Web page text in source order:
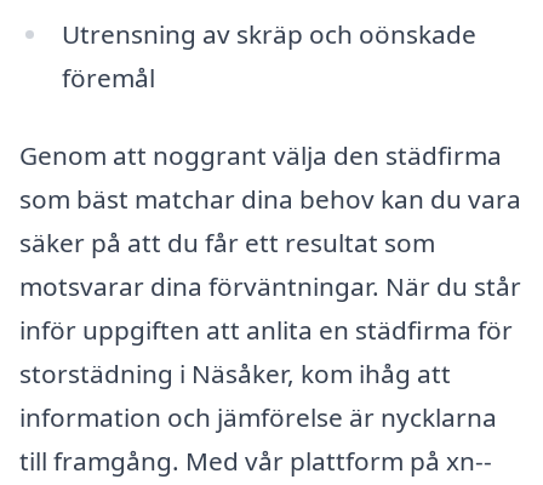
Utrensning av skräp och oönskade
föremål
Genom att noggrant välja den städfirma
som bäst matchar dina behov kan du vara
säker på att du får ett resultat som
motsvarar dina förväntningar. När du står
inför uppgiften att anlita en städfirma för
storstädning i Näsåker, kom ihåg att
information och jämförelse är nycklarna
till framgång. Med vår plattform på xn--